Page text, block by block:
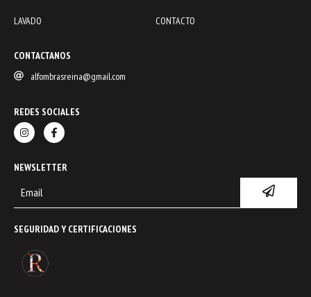
LAVADO CONTACTO
CONTACTANOS
alfombrasreina@gmail.com
REDES SOCIALES
NEWSLETTER
SEGURIDAD Y CERTIFICACIONES